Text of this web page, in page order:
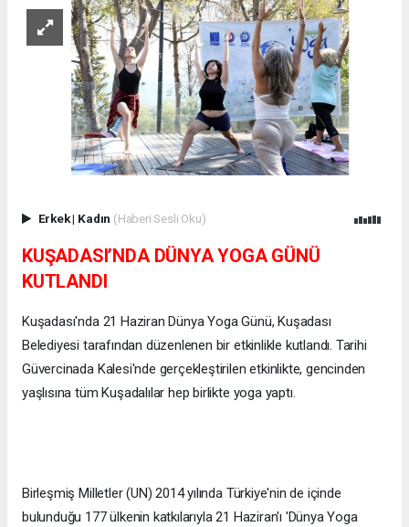
Erkek| Kadın (Haberi Sesli Oku)
KUŞADASI’NDA DÜNYA YOGA GÜNÜ
KUTLANDI
Kuşadası'nda 21 Haziran Dünya Yoga Günü, Kuşadası
Belediyesi tarafından düzenlenen bir etkinlikle kutlandı. Tarihi
Güvercinada Kalesi'nde gerçekleştirilen etkinlikte, gencinden
yaşlısına tüm Kuşadalılar hep birlikte yoga yaptı.
Birleşmiş Milletler (UN) 2014 yılında Türkiye'nin de içinde
bulunduğu 177 ülkenin katkılarıyla 21 Haziran'ı 'Dünya Yoga